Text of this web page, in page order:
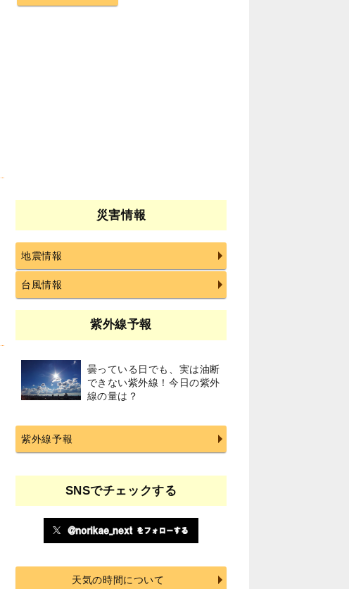
災害情報
地震情報
台風情報
紫外線予報
曇っている日でも、実は油断
できない紫外線！今日の紫外
線の量は？
紫外線予報
SNSでチェックする
天気の時間について